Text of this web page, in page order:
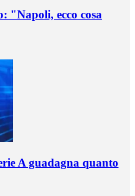
"Napoli, ecco cosa
A guadagna quanto